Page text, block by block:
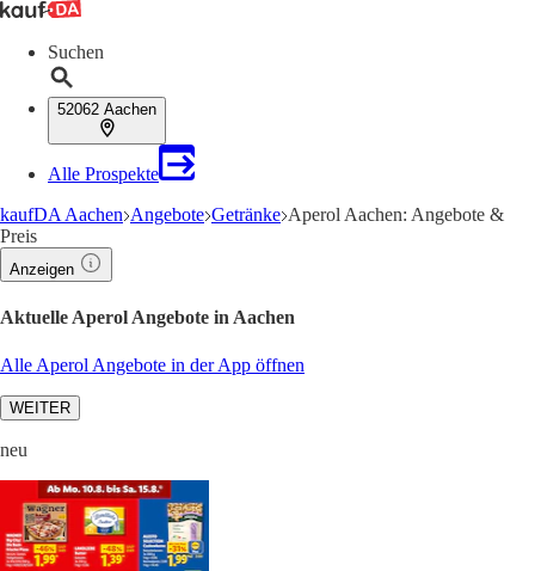
Suchen
52062 Aachen
Alle Prospekte
kaufDA Aachen Angebote Getränke Aperol Aachen: Angebote &
Preis
Anzeigen
Aktuelle Aperol Angebote in Aachen
Alle Aperol Angebote in der App öffnen
WEITER
neu